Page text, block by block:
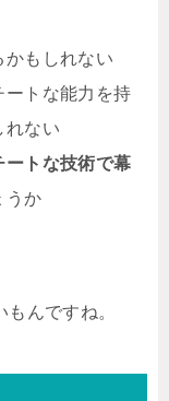
かもしれない
ートな能力を持
れない
ートな技術で幕
うか
んですね。